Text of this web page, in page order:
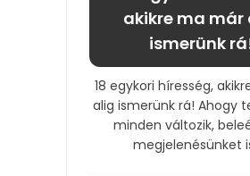
akikre ma már
ismerünk
18 egykori híresség,
alig ismerünk rá! Ahogy
minden változik,
megjelenésünket